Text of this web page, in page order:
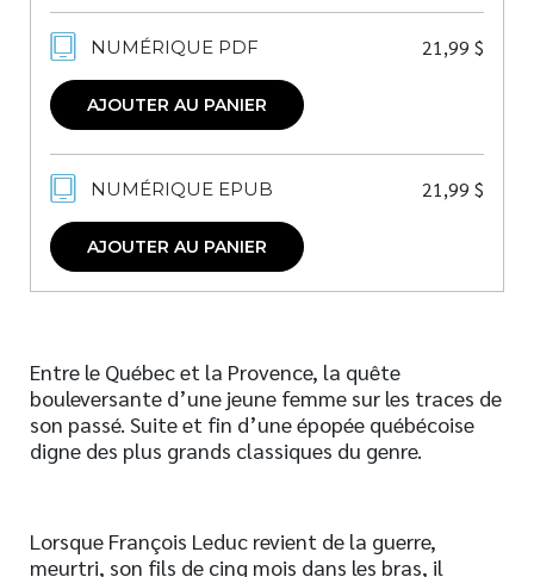
NUMÉRIQUE PDF 21,99 $
AJOUTER AU PANIER
NUMÉRIQUE EPUB 21,99 $
AJOUTER AU PANIER
Entre le Québec et la Provence, la quête
bouleversante d’une jeune femme sur les traces de
son passé. Suite et fin d’une épopée québécoise
digne des plus grands classiques du genre.
Lorsque François Leduc revient de la guerre,
meurtri, son fils de cinq mois dans les bras, il